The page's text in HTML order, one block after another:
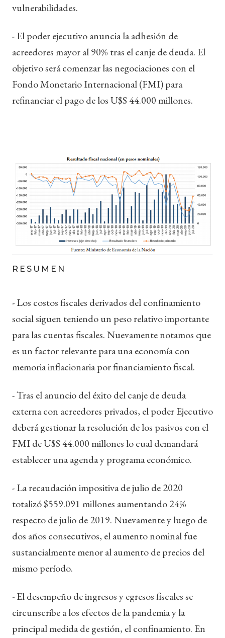
vulnerabilidades.
- El poder ejecutivo anuncia la adhesión de
acreedores mayor al 90% tras el canje de deuda. El
objetivo será comenzar las negociaciones con el
Fondo Monetario Internacional (FMI) para
refinanciar el pago de los U$S 44.000 millones.
RESUMEN
- Los costos fiscales derivados del confinamiento
social siguen teniendo un peso relativo importante
para las cuentas fiscales. Nuevamente notamos que
es un factor relevante para una economía con
memoria inflacionaria por financiamiento fiscal.
- Tras el anuncio del éxito del canje de deuda
externa con acreedores privados, el poder Ejecutivo
deberá gestionar la resolución de los pasivos con el
FMI de U$S 44.000 millones lo cual demandará
establecer una agenda y programa económico.
- La recaudación impositiva de julio de 2020
totalizó $559.091 millones aumentando 24%
respecto de julio de 2019. Nuevamente y luego de
dos años consecutivos, el aumento nominal fue
sustancialmente menor al aumento de precios del
mismo período.
- El desempeño de ingresos y egresos fiscales se
circunscribe a los efectos de la pandemia y la
principal medida de gestión, el confinamiento. En